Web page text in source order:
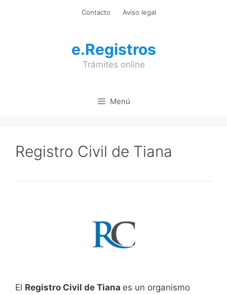
Contacto Aviso legal
e.Registros
Trámites online
Menú
Registro Civil de Tiana
El Registro Civil de Tiana es un organismo